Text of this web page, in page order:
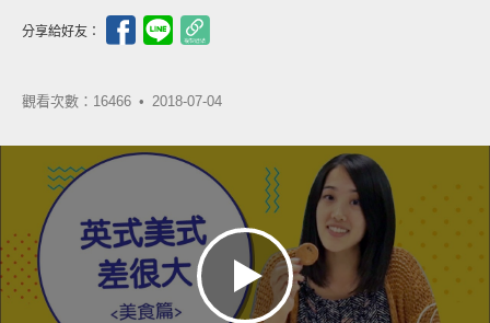
分享給好友：
觀看次數：16466 • 2018-07-04